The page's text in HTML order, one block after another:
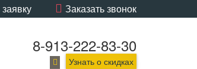
Заказать звонок
8-913-222-83-30
Узнать о скидках